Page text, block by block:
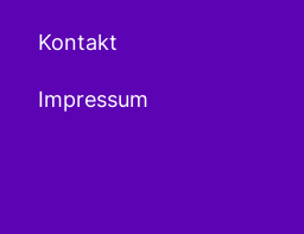
Kontakt
Impressum